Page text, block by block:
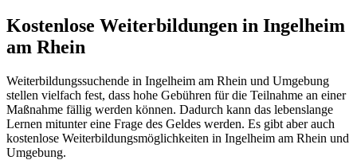
Kostenlose Weiterbildungen in Ingelheim
am Rhein
Weiterbildungssuchende in Ingelheim am Rhein und Umgebung
stellen vielfach fest, dass hohe Gebühren für die Teilnahme an einer
Maßnahme fällig werden können. Dadurch kann das lebenslange
Lernen mitunter eine Frage des Geldes werden. Es gibt aber auch
kostenlose Weiterbildungsmöglichkeiten in Ingelheim am Rhein und
Umgebung.